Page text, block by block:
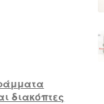
διακόπτες